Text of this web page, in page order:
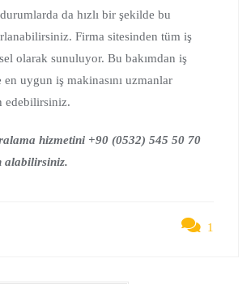
da hızlı bir şekilde bu
Firma sitesinden tüm iş
olarak sunuluyor. Bu bakımdan iş
uygun iş makinasını uzmanlar
edebilirsiniz.
hizmetini +90 (0532) 545 50 70
alabilirsiniz.
1